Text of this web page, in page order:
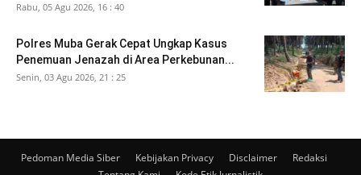
Rabu, 05 Agu 2026, 16 : 40
Polres Muba Gerak Cepat Ungkap Kasus
Penemuan Jenazah di Area Perkebunan...
Senin, 03 Agu 2026, 21 : 25
Pedoman Media Siber Kebijakan Privacy Disclaimer
Redaksi